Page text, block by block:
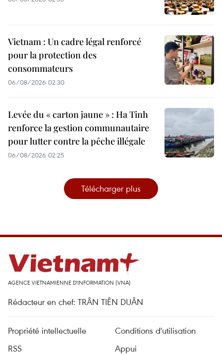
Vietnam : Un cadre légal renforcé
pour la protection des
consommateurs
06/08/2026 02:30
Levée du « carton jaune » : Ha Tinh
renforce la gestion communautaire
pour lutter contre la pêche illégale
06/08/2026 02:25
Télécharger plus
AGENCE VIETNAMIENNE D'INFORMATION (VNA)
Rédacteur en chef: TRÂN TIÊN DUÂN
Propriété intellectuelle
Conditions d'utilisation
RSS
Appui